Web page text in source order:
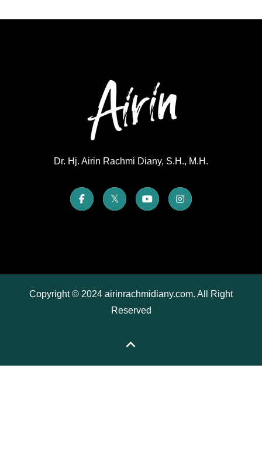
Dr. Hj. Airin Rachmi Diany, S.H., M.H.
Copyright © 2024 airinrachmidiany.com. All Right
Reserved